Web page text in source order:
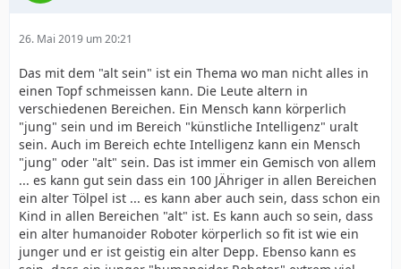
26. Mai 2019 um 20:21
Das mit dem "alt sein" ist ein Thema wo man nicht alles in
einen Topf schmeissen kann. Die Leute altern in
verschiedenen Bereichen. Ein Mensch kann körperlich
"jung" sein und im Bereich "künstliche Intelligenz" uralt
sein. Auch im Bereich echte Intelligenz kann ein Mensch
"jung" oder "alt" sein. Das ist immer ein Gemisch von allem
... es kann gut sein dass ein 100 JÄhriger in allen Bereichen
ein alter Tölpel ist ... es kann aber auch sein, dass schon ein
Kind in allen Bereichen "alt" ist. Es kann auch so sein, dass
ein alter humanoider Roboter körperlich so fit ist wie ein
junger und er ist geistig ein alter Depp. Ebenso kann es